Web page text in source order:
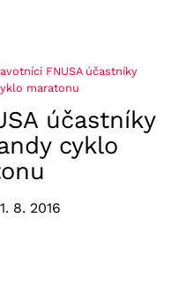
FNUSA účastníky
maratonu
účastníky
cyklo
1. 8. 2016